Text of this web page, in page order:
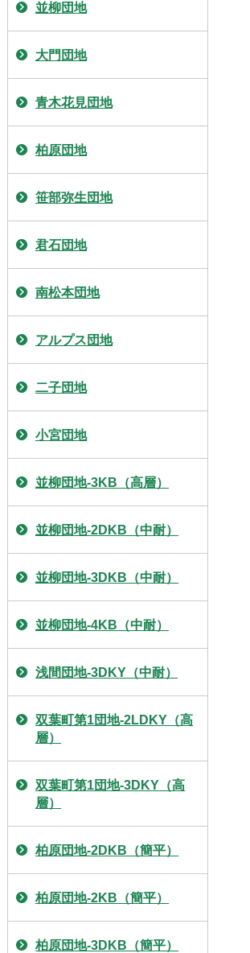
並柳団地
大門団地
青木花見団地
柏原団地
笹部弥生団地
君石団地
南松本団地
アルプス団地
二子団地
小宮団地
並柳団地-3KB（高層）
並柳団地-2DKB（中耐）
並柳団地-3DKB（中耐）
並柳団地-4KB（中耐）
浅間団地-3DKY（中耐）
双葉町第1団地-2LDKY（高
層）
双葉町第1団地-3DKY（高
層）
柏原団地-2DKB（簡平）
柏原団地-2KB（簡平）
柏原団地-3DKB（簡平）